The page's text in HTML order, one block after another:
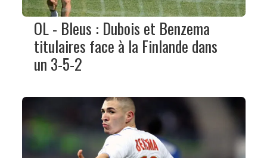
OL - Bleus : Dubois et Benzema
titulaires face à la Finlande dans
un 3-5-2